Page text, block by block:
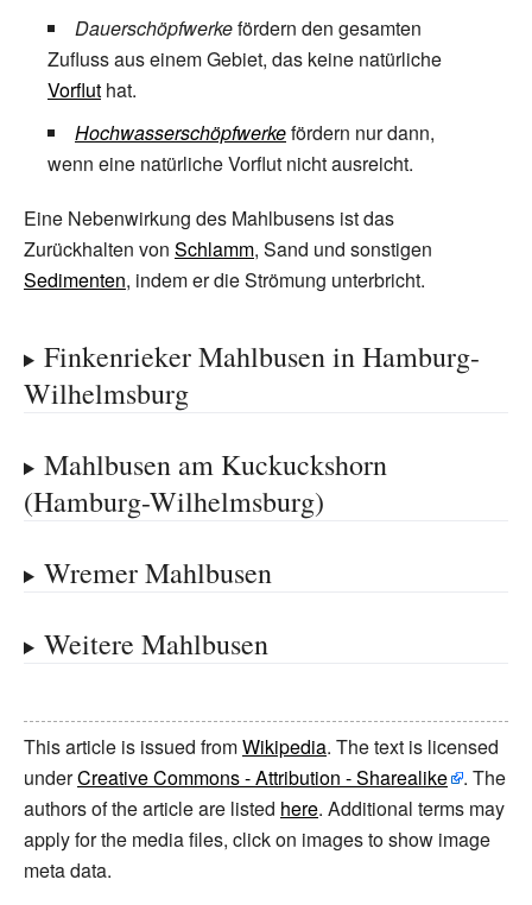
Dauerschöpfwerkefördern den gesamten
Zufluss aus einem Gebiet, das keine natürliche
Vorflut hat.
Hochwasserschöpfwerkefördern nur dann,
wenn eine natürliche Vorflut nicht ausreicht.
Eine Nebenwirkung des Mahlbusens ist das
Zurückhalten von Schlamm, Sand und sonstigen
Sedimenten, indem er die Strömung unterbricht.
Finkenrieker Mahlbusen in Hamburg-
Wilhelmsburg
Mahlbusen am Kuckuckshorn
(Hamburg-Wilhelmsburg)
Wremer Mahlbusen
Weitere Mahlbusen
This article is issued fromWikipedia. The text is licensed
underCreative Commons - Attribution - Sharealike
. The
authors of the article are listed here. Additional terms may
apply for the media files, click on images to show image
meta data.